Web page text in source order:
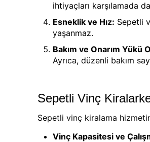
ihtiyaçları karşılamada
Esneklik ve Hız: Sepetli
yaşanmaz.
Bakım ve Onarım Yükü
Ayrıca, düzenli bakım
Sepetli Vinç
Sepetli vinç kiralama
Vinç Kapasitesi ve